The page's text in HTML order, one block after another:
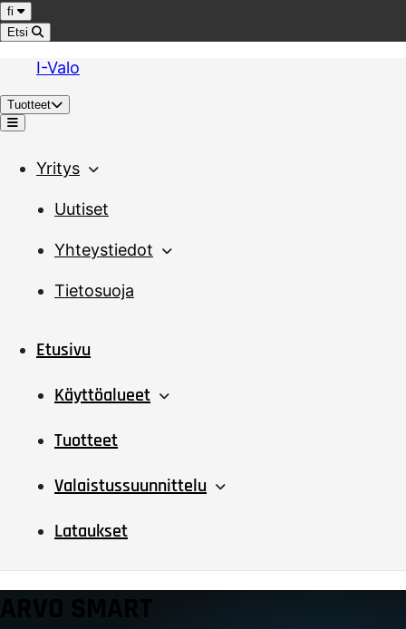
Hyppää sisältöön
Kieli
fi
Etsi
I-Valo
Tuotteet
Valikko
Yritys
Uutiset
Yhteystiedot
Tietosuoja
Etusivu
Käyttöalueet
Tuotteet
Valaistussuunnittelu
Lataukset
ARVO SMART